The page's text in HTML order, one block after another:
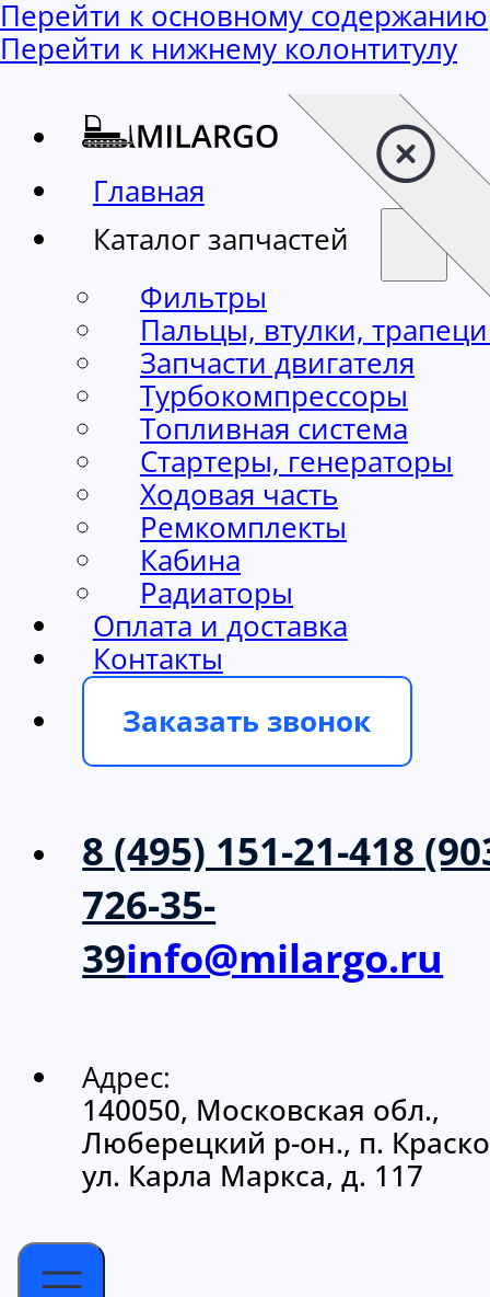
Перейти к основному содержанию
Перейти к нижнему колонтитулу
Главная
Каталог запчастей
Фильтры
Пальцы, втулки,
Запчасти двигателя
Турбокомпрессоры
Топливная система
Стартеры, генераторы
Ходовая часть
Ремкомплекты
Кабина
Радиаторы
Оплата и доставка
Контакты
Заказать звонок
8 (495) 151-21-418
726-35-
39info@milargo.ru
Адрес:
140050, Московская обл.,
Люберецкий р-он., п.
ул. Карла Маркса, д. 117